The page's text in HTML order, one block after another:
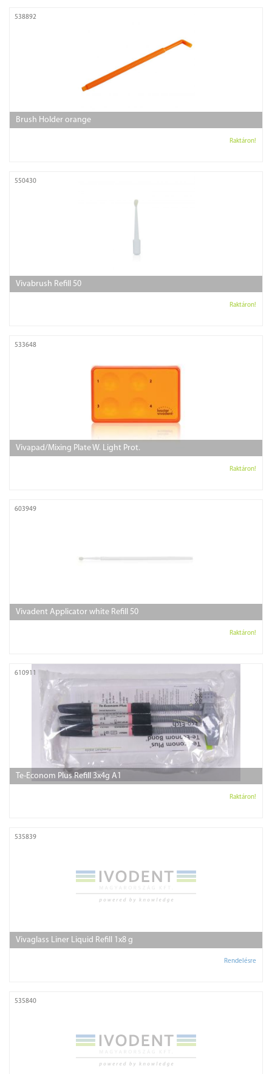
538892
Brush Holder orange
Raktáron!
550430
Vivabrush Refill 50
Raktáron!
533648
Vivapad/Mixing Plate W. Light Prot.
Raktáron!
603949
Vivadent Applicator white Refill 50
Raktáron!
610911
Te-Econom Plus Refill 3x4g A1
Raktáron!
535839
Vivaglass Liner Liquid Refill 1x8 g
Rendelésre
535840